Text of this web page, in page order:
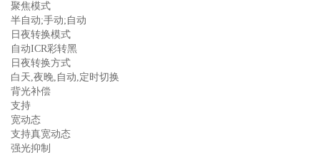
聚焦模式
半自动;手动;自动
日夜转换模式
自动ICR彩转黑
日夜转换方式
白天,夜晚,自动,定时切换
背光补偿
支持
宽动态
支持真宽动态
强光抑制